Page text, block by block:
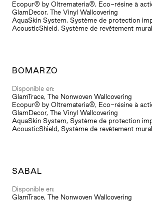
Ecopur® by Oltremateria®, Eco-résine à
GlamDecor, The Vinyl Wallcovering
AquaSkin System, Système de protection
AcousticShield, Système de revêtement
BOMARZO
Disponible en:
GlamTrace, The Nonwoven Wallcovering
Ecopur® by Oltremateria®, Eco-résine à
GlamDecor, The Vinyl Wallcovering
AquaSkin System, Système de protection
AcousticShield, Système de revêtement
SABAL
Disponible en:
GlamTrace, The Nonwoven Wallcovering